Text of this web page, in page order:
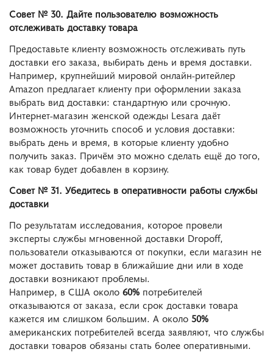
Совет № 30. Дайте пользователю возможность
отслеживать доставку товара
Предоставьте клиенту возможность отслеживать путь
доставки его заказа, выбирать день и время доставки.
Например, крупнейший мировой онлайн-ритейлер
Amazon предлагает клиенту при оформлении заказа
выбрать вид доставки: стандартную или срочную.
Интернет-магазин женской одежды Lesara даёт
возможность уточнить способ и условия доставки:
выбрать день и время, в которые клиенту удобно
получить заказ. Причём это можно сделать ещё до того,
как товар будет добавлен в корзину.
Совет № 31. Убедитесь в оперативности работы службы
доставки
По результатам исследования, которое провели
эксперты службы мгновенной доставки Dropoff,
пользователи отказываются от покупки, если магазин не
может доставить товар в ближайшие дни или в ходе
доставки возникают проблемы.
Например, в США около 60% потребителей
отказываются от заказа, если срок доставки товара
кажется им слишком большим. А около 50%
американских потребителей всегда заявляют, что службы
доставки товаров обязаны стать более оперативными.